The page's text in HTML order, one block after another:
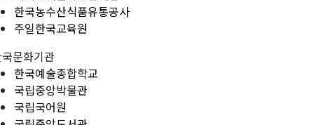
한국농수산식품유통공사
주일한국교육원
문화기관
한국예술종합학교
국립중앙박물관
국립국어원